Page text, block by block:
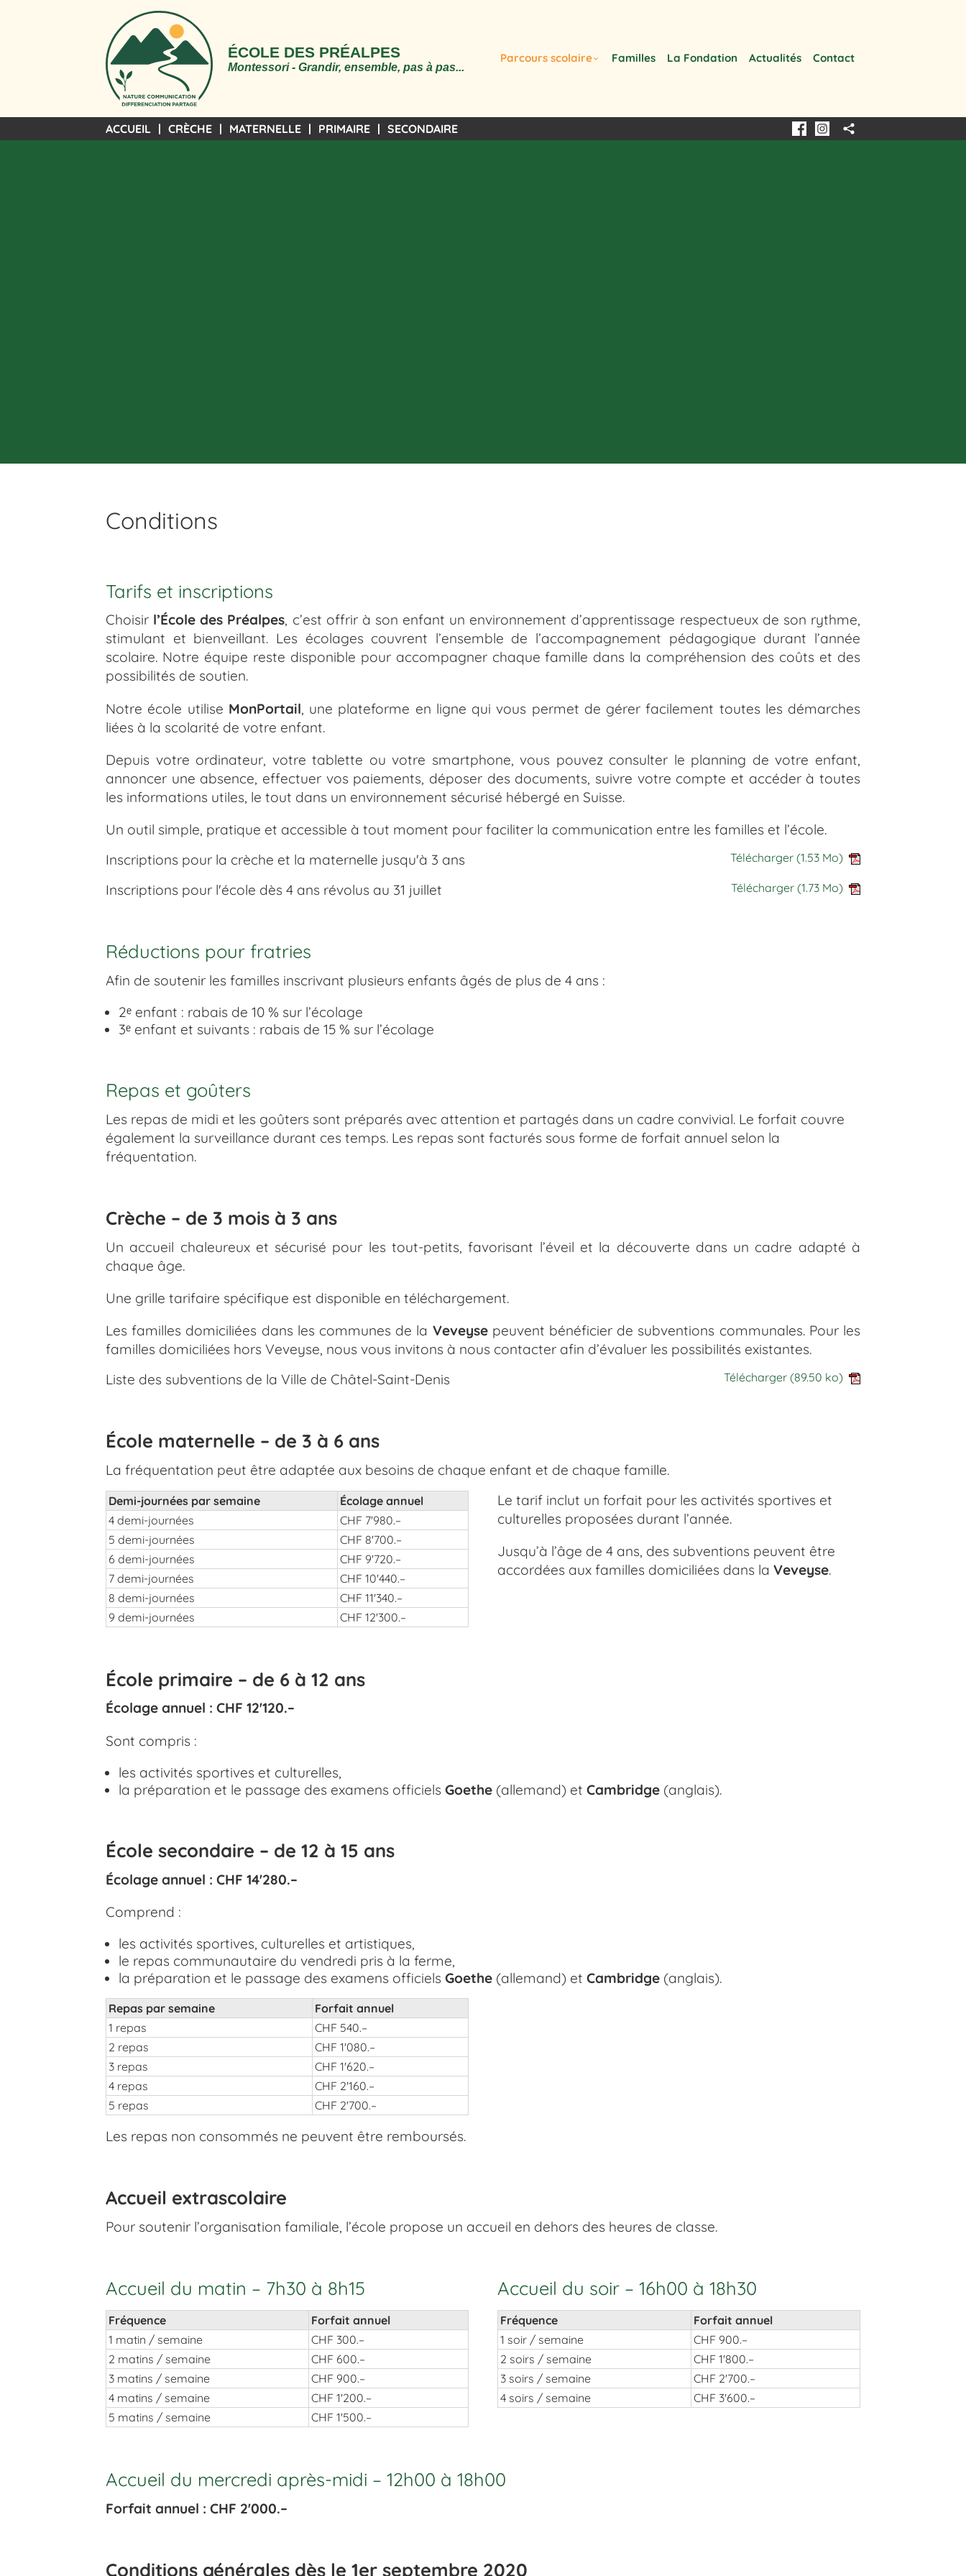
ÉCOLE DES PRÉALPES
Montessori - Grandir, ensemble, pas à pas...
Parcours scolaire Familles La Fondation Actualités Contact
ACCUEIL CRÈCHE MATERNELLE PRIMAIRE SECONDAIRE
Conditions
Tarifs et inscriptions
Choisir l’École des Préalpes, c’est offrir à son enfant un environnement d’apprentissage respectueux de son rythme,
stimulant et bienveillant. Les écolages couvrent l’ensemble de l’accompagnement pédagogique durant l’année
scolaire. Notre équipe reste disponible pour accompagner chaque famille dans la compréhension des coûts et des
possibilités de soutien.
Notre école utilise MonPortail, une plateforme en ligne qui vous permet de gérer facilement toutes les démarches
liées à la scolarité de votre enfant.
Depuis votre ordinateur, votre tablette ou votre smartphone, vous pouvez consulter le planning de votre enfant,
annoncer une absence, effectuer vos paiements, déposer des documents, suivre votre compte et accéder à toutes
les informations utiles, le tout dans un environnement sécurisé hébergé en Suisse.
Un outil simple, pratique et accessible à tout moment pour faciliter la communication entre les familles et l’école.
Télécharger (1.53 Mo)
Inscriptions pour la crèche et la maternelle jusqu'à 3 ans
Télécharger (1.73 Mo)
Inscriptions pour l'école dès 4 ans révolus au 31 juillet
Réductions pour fratries
Afin de soutenir les familles inscrivant plusieurs enfants âgés de plus de 4 ans :
2ᵉ enfant : rabais de 10 % sur l’écolage
3ᵉ enfant et suivants : rabais de 15 % sur l’écolage
Repas et goûters
Les repas de midi et les goûters sont préparés avec attention et partagés dans un cadre convivial. Le forfait couvre
également la surveillance durant ces temps. Les repas sont facturés sous forme de forfait annuel selon la
fréquentation.
Crèche – de 3 mois à 3 ans
Un accueil chaleureux et sécurisé pour les tout-petits, favorisant l’éveil et la découverte dans un cadre adapté à
chaque âge.
Une grille tarifaire spécifique est disponible en téléchargement.
Les familles domiciliées dans les communes de la Veveysepeuvent bénéficier de subventions communales. Pour les
familles domiciliées hors Veveyse, nous vous invitons à nous contacter afin d’évaluer les possibilités existantes.
Télécharger (89.50 ko)
Liste des subventions de la Ville de Châtel-Saint-Denis
École maternelle – de 3 à 6 ans
La fréquentation peut être adaptée aux besoins de chaque enfant et de chaque famille.
Demi-journées par semaine
Écolage annuel
4 demi-journées
CHF 7'980.–
5 demi-journées
CHF 8'700.–
6 demi-journées
CHF 9'720.–
7 demi-journées
CHF 10'440.–
8 demi-journées
CHF 11'340.–
9 demi-journées
CHF 12'300.–
Le tarif inclut un forfait pour les activités sportives et
culturelles proposées durant l’année.
Jusqu’à l’âge de 4 ans, des subventions peuvent être
accordées aux familles domiciliées dans la Veveyse.
École primaire – de 6 à 12 ans
Écolage annuel : CHF 12'120.–
Sont compris :
les activités sportives et culturelles,
la préparation et le passage des examens officiels Goethe(allemand) et Cambridge(anglais).
École secondaire – de 12 à 15 ans
Écolage annuel : CHF 14'280.–
Comprend :
les activités sportives, culturelles et artistiques,
le repas communautaire du vendredi pris à la ferme,
la préparation et le passage des examens officiels Goethe(allemand) et Cambridge(anglais).
Repas par semaine
Forfait annuel
1 repas
CHF 540.–
2 repas
CHF 1'080.–
3 repas
CHF 1'620.–
4 repas
CHF 2'160.–
5 repas
CHF 2'700.–
Les repas non consommés ne peuvent être remboursés.
Accueil extrascolaire
Pour soutenir l’organisation familiale, l’école propose un accueil en dehors des heures de classe.
Accueil du matin – 7h30 à 8h15
Fréquence
Forfait annuel
1 matin / semaine
CHF 300.–
2 matins / semaine
CHF 600.–
3 matins / semaine
CHF 900.–
4 matins / semaine
CHF 1'200.–
5 matins / semaine
CHF 1'500.–
Accueil du soir – 16h00 à 18h30
Fréquence
Forfait annuel
1 soir / semaine
CHF 900.–
2 soirs / semaine
CHF 1'800.–
3 soirs / semaine
CHF 2'700.–
4 soirs / semaine
CHF 3'600.–
Accueil du mercredi après-midi – 12h00 à 18h00
Forfait annuel : CHF 2'000.–
Conditions générales dès le 1er septembre 2020